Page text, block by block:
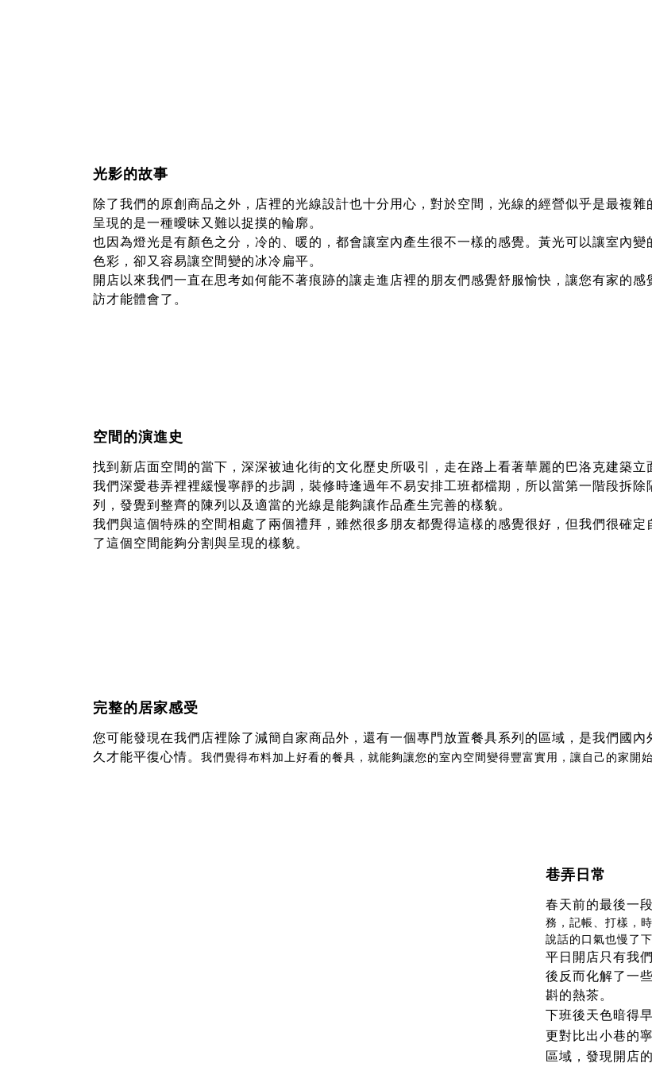
光影的故事
除了我們的原創商品之外，店裡的光線設計也十分用心，對於空間，光線的經營似乎是最複
呈現的是一種曖昧又難以捉摸的輪廓。
也因為燈光是有顏色之分，冷的、暖的，都會讓室內產生很不一樣的感覺。黃光可以讓室內
色彩，卻又容易讓空間變的冰冷扁平。
開店以來我們一直在思考如何能不著痕跡的讓走進店裡的朋友們感覺舒服愉快，讓您有家的
訪才能體會了。
空間的演進史
找到新店面空間的當下，深深被迪化街的文化歷史所吸引，走在路上看著華麗的巴洛克建築立
我們深愛巷弄裡裡緩慢寧靜的步調，裝修時逢過年不易安排工班都檔期，所以當第一階段拆
列，發覺到整齊的陳列以及適當的光線是能夠讓作品產生完善的樣貌。
我們與這個特殊的空間相處了兩個禮拜，雖然很多朋友都覺得這樣的感覺很好，但我們很確
了這個空間能夠分割與呈現的樣貌。
完整的居家感受
您可能發現在我們店裡除了減簡自家商品外，還有一個專門放置餐具系列的區域，是我們國
久才能平復心情。 我們覺得布料加上好看的餐具，就能夠讓您的室內空間變得豐富實用，讓自己的家開
巷弄日常
春天前的最後一
務，記帳、打樣，
說話的口氣也慢了
平日開店只有我
後反而化解了一
斟的熱茶。
下班後天色暗得
更對比出小巷的
區域，發現開店